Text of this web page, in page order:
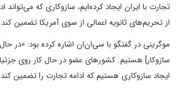
تجارت با ایران ایجاد کرده‌ایم، سازوکاری که
از تحریم‌های ثانویه اعمالی از سوی آمریکا تضمین
موگرینی در گفتگو با سی‌ان‌ان اشاره کرده بود: «در
سازوکار] هستیم. کشورهای عضو در حال کار روی
ایجاد سازوکاری هستیم که ادامه تجارت را تضمین